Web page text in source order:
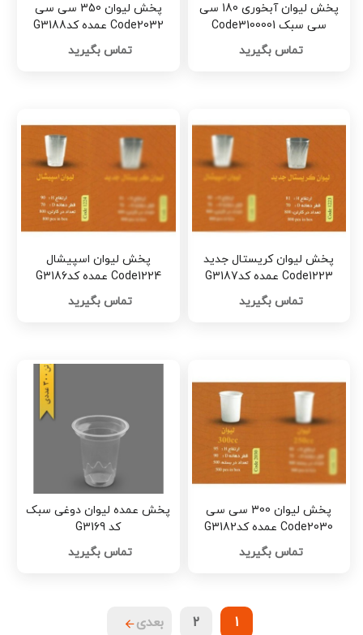
پخش لیوان آبخوری 180 سی
سی سبک Code3100001
کدG3192
تماس بگیرید
پخش لیوان 350 سی سی
Code2032 عمده کدG3188
تماس بگیرید
پخش لیوان کریستال جدید
Code1223 عمده کدG3187
تماس بگیرید
پخش لیوان اسپیشال
Code1224 عمده کدG3186
تماس بگیرید
پخش لیوان 300 سی سی
Code2030 عمده کدG3182
تماس بگیرید
پخش عمده لیوان دوغی سبک
کد G3169
تماس بگیرید
1
2 بعدی